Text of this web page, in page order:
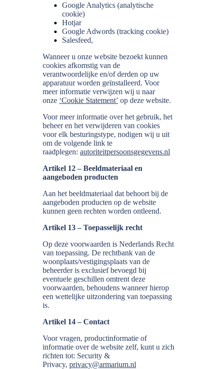
Google Analytics (analytische
cookie)
Hotjar
Google Adwords (tracking cookie)
Salesfeed,
Wanneer u onze website bezoekt kunnen
cookies afkomstig van de
verantwoordelijke en/of derden op uw
apparatuur worden geïnstalleerd. Voor
meer informatie verwijzen wij u naar
onze ‘Cookie Statement’ op deze website.
Voor meer informatie over het gebruik, het
beheer en het verwijderen van cookies
voor elk besturingstype, nodigen wij u uit
om de volgende link te
raadplegen: autoriteitpersoonsgegevens.nl
Artikel 12 – Beeldmateriaal en
aangeboden producten
Aan het beeldmateriaal dat behoort bij de
aangeboden producten op de website
kunnen geen rechten worden ontleend.
Artikel 13 – Toepasselijk recht
Op deze voorwaarden is Nederlands Recht
van toepassing. De rechtbank van de
woonplaats/vestigingsplaats van de
beheerder is exclusief bevoegd bij
eventuele geschillen omtrent deze
voorwaarden, behoudens wanneer hierop
een wettelijke uitzondering van toepassing
is.
Artikel 14 – Contact
Voor vragen, productinformatie of
informatie over de website zelf, kunt u zich
richten tot: Security &
Privacy, privacy@armarium.nl